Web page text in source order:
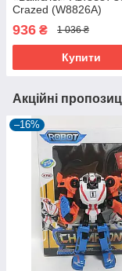
Crazed (W8826A)
936 ₴ 1 036 ₴
Купити
Акційні
–16%